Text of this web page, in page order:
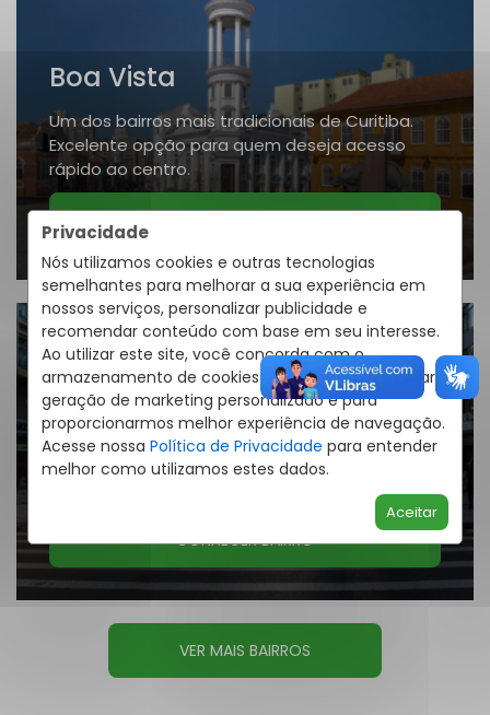
Privacidade
Nós utilizamos cookies e outras tecnologias
semelhantes para melhorar a sua experiência em
nossos serviços, personalizar publicidade e
recomendar conteúdo com base em seu interesse.
Ao utilizar este site, você concorda com o
armazenamento de cookies em seu dispositivo para
geração de marketing personalizado e para
proporcionarmos melhor experiência de navegação.
Acesse nossa Política de Privacidade para entender
melhor como utilizamos estes dados.
Aceitar
Boa Vista
Um dos bairros mais tradicionais de Curitiba.
Excelente opção para quem deseja acesso
rápido ao centro.
Boqueirão
Um dos maiores bairros de Curitiba. Completo
CONHECER BAIRRO
VER MAIS BAIRROS